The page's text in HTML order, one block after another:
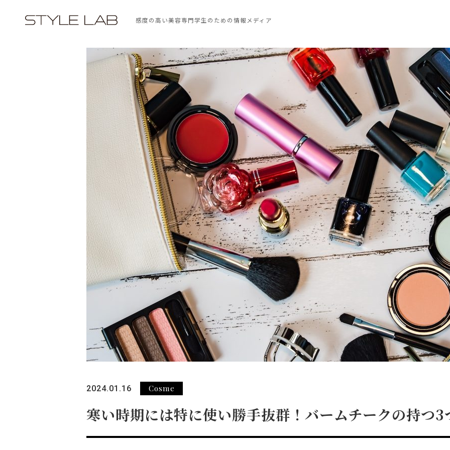
感度の高い美容専門学生のための情報メディア
2024.01.16 Cosme
寒い時期には特に使い勝手抜群！バームチークの持つ3